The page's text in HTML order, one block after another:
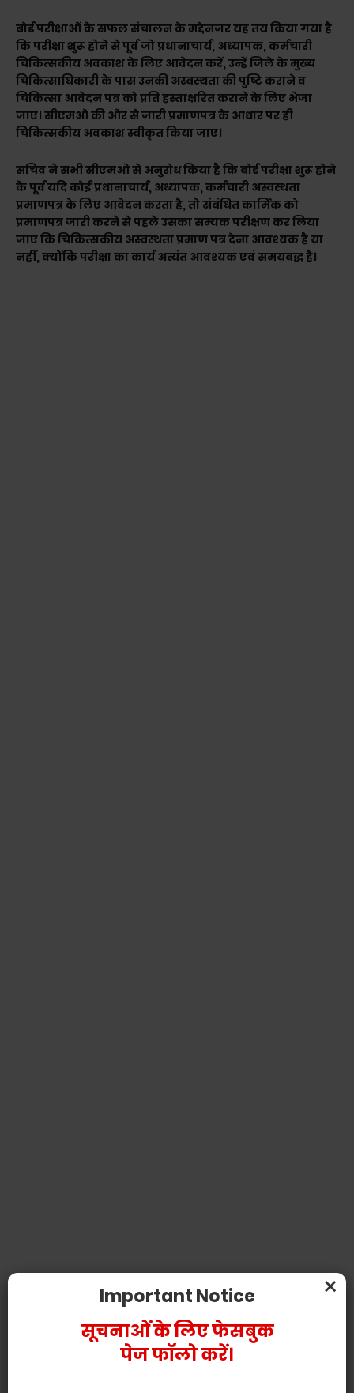
बोर्ड परीक्षाओं के सफल संचालन के मद्देनजर यह तय किया गया है
कि परीक्षा शुरू होने से पूर्व जो प्रधानाचार्य, अध्यापक, कर्मचारी
चिकित्सकीय अवकाश के लिए आवेदन करें, उन्हें जिले के मुख्य
चिकित्साधिकारी के पास उनकी अस्वस्थता की पुष्टि कराने व
चिकित्सा आवेदन पत्र को प्रति हस्ताक्षरित कराने के लिए भेजा
जाए। सीएमओ की ओर से जारी प्रमाणपत्र के आधार पर ही
चिकित्सकीय अवकाश स्वीकृत किया जाए।
सचिव ने सभी सीएमओ से अनुरोध किया है कि बोर्ड परीक्षा शुरू होने
के पूर्व यदि कोई प्रधानाचार्य, अध्यापक, कर्मचारी अस्वस्थता
प्रमाणपत्र के लिए आवेदन करता है, तो संबंधित कार्मिक को
प्रमाणपत्र जारी करने से पहले उसका सम्यक परीक्षण कर लिया
जाए कि चिकित्सकीय अस्वस्थता प्रमाण पत्र देना आवश्यक है या
नहीं, क्योंकि परीक्षा का कार्य अत्यंत आवश्यक एवं समयबद्ध है।
×
Important Notice
सूचनाओं के लिए फेसबुक
पेज फॉलो करें।